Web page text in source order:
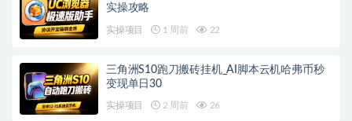
实操攻略
实操项目 1 周前 22
三角洲S10跑刀搬砖挂机_AI脚本云机哈弗币秒
变现单日30
实操项目 2 周前 26